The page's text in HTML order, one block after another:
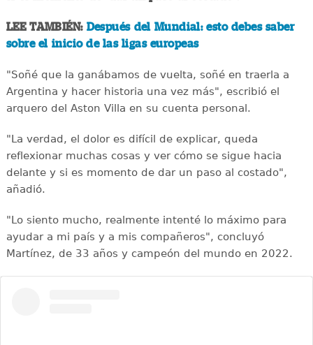
LEE TAMBIÉN: Después del Mundial: esto debes saber
sobre el inicio de las ligas europeas
"Soñé que la ganábamos de vuelta, soñé en traerla a
Argentina y hacer historia una vez más", escribió el
arquero del Aston Villa en su cuenta personal.
"La verdad, el dolor es difícil de explicar, queda
reflexionar muchas cosas y ver cómo se sigue hacia
delante y si es momento de dar un paso al costado",
añadió.
"Lo siento mucho, realmente intenté lo máximo para
ayudar a mi país y a mis compañeros", concluyó
Martínez, de 33 años y campeón del mundo en 2022.